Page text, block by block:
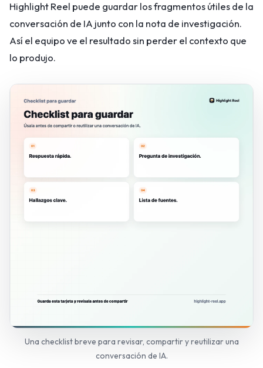
Highlight Reel puede guardar los fragmentos útiles de la
conversación de IA junto con la nota de investigación.
Así el equipo ve el resultado sin perder el contexto que
lo produjo.
Una checklist breve para revisar, compartir y reutilizar una
conversación de IA.